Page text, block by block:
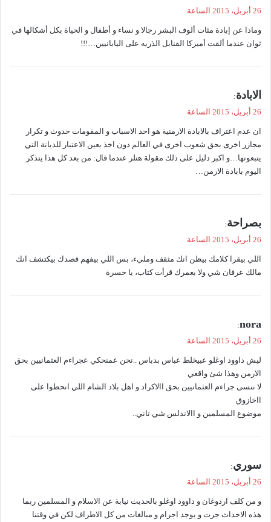
ل
26 أبريل، 2015 الساعة
وماذا عن إبادة مئات ألوف البشر رجالا و نساء و أطفال و الحياة بكل أشكالها في
ثوان عندما ألقت أميركا القنابل الذريه على اليابانيين…!!!
ي
ل
الابادة:
26 أبريل، 2015 الساعة
ان عدم اعتراف بالابادة الارمنية هو احد الاسباب و المقومات حدوث و تكرار
مجازر اخرى بحق شعوب اخرى في العالم دون اخذ بعين الاعتبار للديانة التي
يتبعونها…و اكبر دليل على ذلك مقولة هتلر عندما قال: من بعد كل هذا يتذكر
اليوم بابادة الارمن…
ل
بصراحة:
26 أبريل، 2015 الساعة
اللي بيقرا كلامك بيظن انك مثقف ومليء، بس اللي بيفهم قصدك بيكتشف انك
مالك عرفان شي ولا بعمرك قرأت كتاب، يا حسرة
ي
ل
nora
:
26 أبريل، 2015 الساعة
ليش داوود اوغلو عبيخلط عباس بدباس ..نحن عمنحكي عجراءم العثمانيين بحق
الارمن وهذا شئ واقعي
لا ننسى جراءم العثمانيين بحق االاكراد و اهل بلاد الشام اللي انحطوا على
ااخازوق
موضوع المسلمين و االاندلس شي تاني..
ي
ل
سوري:
26 أبريل، 2015 الساعة
و من كلف اردوغان و داوود اوغلو بالحديث نيابة عن الاسلام و المسلمين ربما
هذه الاحداث جرت و يوجد اجرام و مبالغات من كل الاطراف لكن في وقتنا